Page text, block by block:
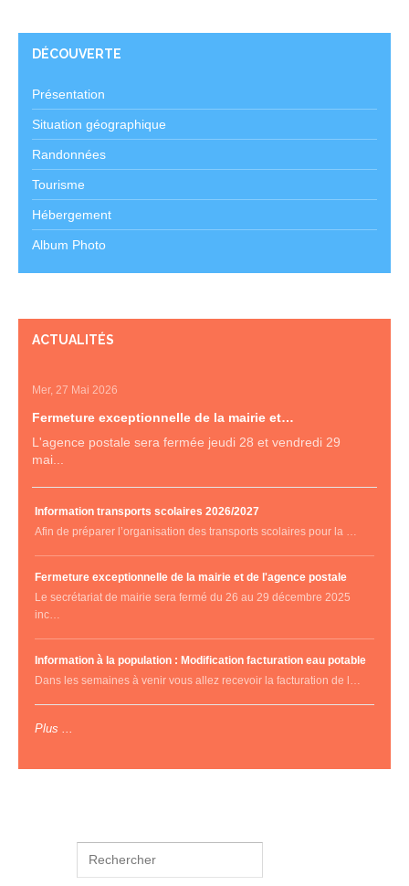
DÉCOUVERTE
Présentation
Situation géographique
Randonnées
Tourisme
Hébergement
Album Photo
ACTUALITÉS
Mer, 27 Mai 2026
Fermeture exceptionnelle de la mairie et…
L'agence postale sera fermée jeudi 28 et vendredi 29
mai...
Information transports scolaires 2026/2027
Afin de préparer l’organisation des transports scolaires pour la …
Fermeture exceptionnelle de la mairie et de l'agence postale
Le secrétariat de mairie sera fermé du 26 au 29 décembre 2025
inc…
Information à la population : Modification facturation eau potable
Dans les semaines à venir vous allez recevoir la facturation de l…
Plus ...